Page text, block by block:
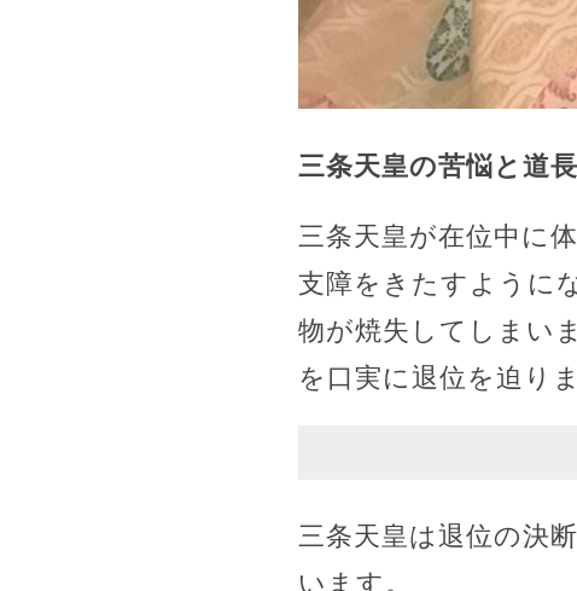
三条天皇の苦悩と道
三条天皇が在位中に
支障をきたすように
物が焼失してしまい
を口実に退位を迫り
三条天皇は退位の決
います。